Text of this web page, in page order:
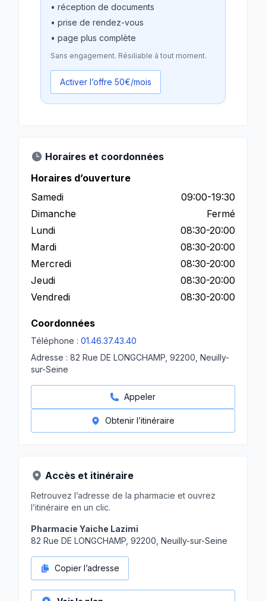
• réception de documents
• prise de rendez-vous
• page plus complète
Sans engagement. Résiliable à tout moment.
Activer l’offre 50€/mois
Horaires et coordonnées
Horaires d’ouverture
Samedi
09:00-19:30
Dimanche
Fermé
Lundi
08:30-20:00
Mardi
08:30-20:00
Mercredi
08:30-20:00
Jeudi
08:30-20:00
Vendredi
08:30-20:00
Coordonnées
Téléphone : 01.46.37.43.40
Adresse : 82 Rue DE LONGCHAMP, 92200, Neuilly-
sur-Seine
Appeler
Obtenir l’itinéraire
Accès et itinéraire
Retrouvez l’adresse de la pharmacie et ouvrez
l’itinéraire en un clic.
Pharmacie Yaiche Lazimi
82 Rue DE LONGCHAMP, 92200, Neuilly-sur-Seine
Copier l’adresse